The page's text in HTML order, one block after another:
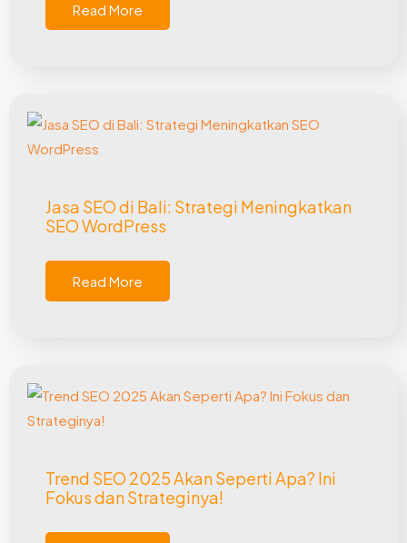
Read More
Jasa SEO di Bali: Strategi Meningkatkan
SEO WordPress
Read More
Trend SEO 2025 Akan Seperti Apa? Ini
Fokus dan Strateginya!